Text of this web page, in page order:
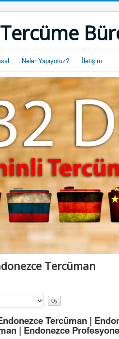
Neler Yapıyoruz? İletişim
Tercüman
Tercüman |
| Endonezce